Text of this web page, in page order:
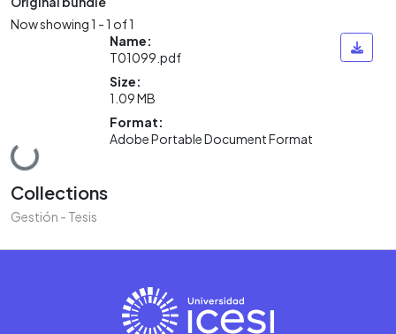
Now showing1 - 1 of 1
Loading...
Name:
T01099.pdf
Size:
1.09 MB
Format:
Adobe Portable Document Format
Collections
Gestión - Tesis